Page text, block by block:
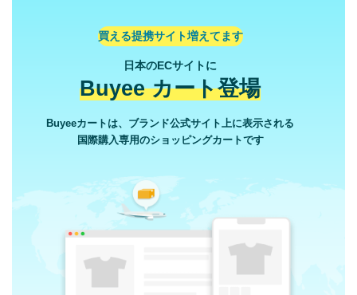
買える提携サイト増えてます
日本のECサイトに
Buyee カート登場
Buyeeカートは、ブランド公式サイト上に表示される
国際購入専用のショッピングカートです